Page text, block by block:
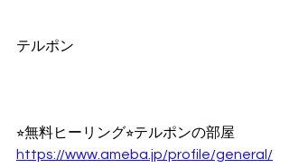
テルポン
⭐︎無料ヒーリング⭐︎テルポンの部屋
https://www.ameba.jp/profile/general/